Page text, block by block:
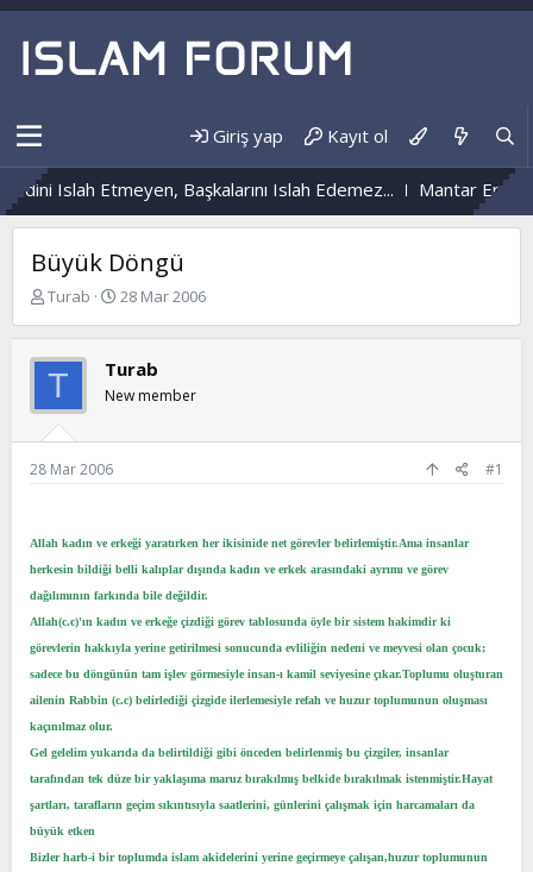
Giriş yap Kayıt ol
Islah Etmeyen, Başkalarını Islah Edemez... Mantar
Büyük Döngü
K
b
u
u
b
a
t
a
n
Turab
B
a
n
ı
i
h
i
28 Mar 2006
T Turab
New member
28 Mar 2006 #1
Allah kadın ve erkeği yaratırken her ikisinide net görevler belirlemiştir.Ama insanlar
herkesin bildiği belli kalıplar dışında kadın ve erkek arasındaki ayrımı ve görev
dağılımının farkında bile değildir.
Allah(c.c)'ın kadın ve erkeğe çizdiği görev tablosunda öyle bir sistem hakimdir ki
görevlerin hakkıyla yerine getirilmesi sonucunda evliliğin nedeni ve meyvesi olan çocuk;
sadece bu döngünün tam işlev görmesiyle insan-ı kamil seviyesine çıkar.Toplumu oluşturan
ailenin Rabbin (c.c) belirlediği çizgide ilerlemesiyle refah ve huzur toplumunun oluşması
kaçınılmaz olur.
Gel gelelim yukarıda da belirtildiği gibi önceden belirlenmiş bu çizgiler, insanlar
tarafından tek düze bir yaklaşıma maruz bırakılmış belkide bırakılmak istenmiştir.Hayat
şartları, tarafların geçim sıkıntısıyla saatlerini, günlerini çalışmak için harcamaları da
büyük etken
Bizler harb-i bir toplumda islam akidelerini yerine geçirmeye çalışan,huzur toplumunun